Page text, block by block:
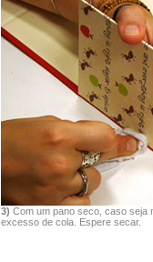
3) Com um pano seco, caso seja
excesso de cola. Espere secar.